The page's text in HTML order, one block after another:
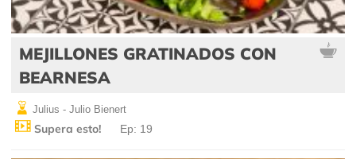
MEJILLONES GRATINADOS CON
BEARNESA
Julius - Julio Bienert
Supera esto! Ep: 19